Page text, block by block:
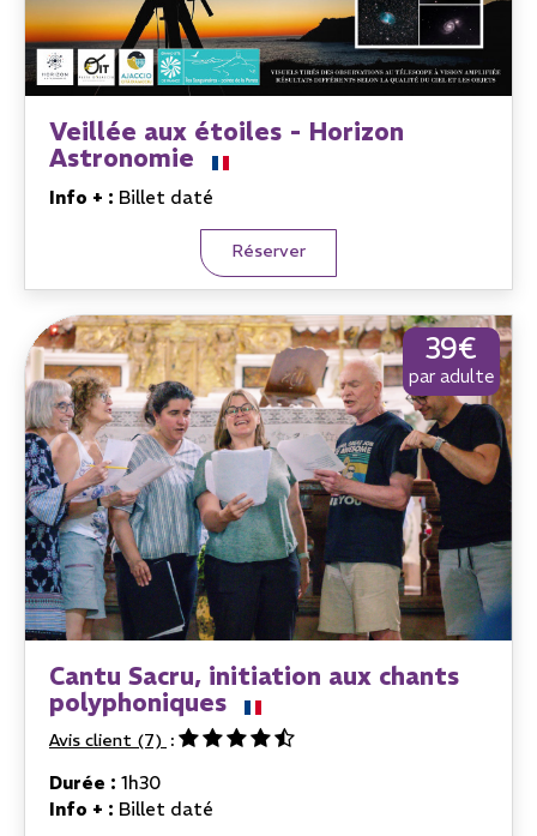
Veillée aux étoiles - Horizon
Astronomie
Info + : Billet daté
Réserver
Cantu Sacru, initiation aux chants
polyphoniques
Avis client (7)
39€
par adulte
Durée : 1h30
Info + : Billet daté